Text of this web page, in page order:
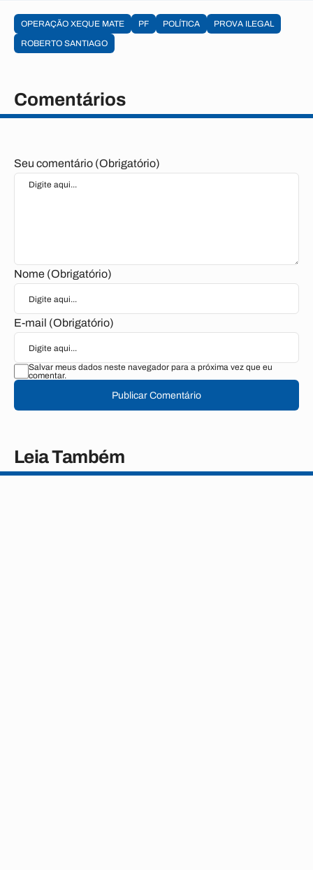
OPERAÇÃO XEQUE MATE PF POLÍTICA
PROVA ILEGAL
ROBERTO SANTIAGO
Comentários
Seu comentário (Obrigatório)
Nome (Obrigatório)
E-mail (Obrigatório)
Salvar meus dados neste navegador para a próxima vez que eu
comentar.
Publicar Comentário
Leia Também